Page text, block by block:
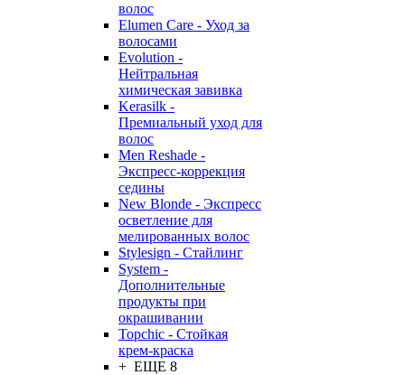
волос
Elumen Care - Уход за
волосами
Evolution -
Нейтральная
химическая завивка
Kerasilk -
Премиальный уход для
волос
Men Reshade -
Экспресс-коррекция
седины
New Blonde - Экспресс
осветление для
мелированных волос
Stylesign - Стайлинг
System -
Дополнительные
продукты при
окрашивании
Topchic - Стойкая
крем-краска
+ ЕЩЕ 8